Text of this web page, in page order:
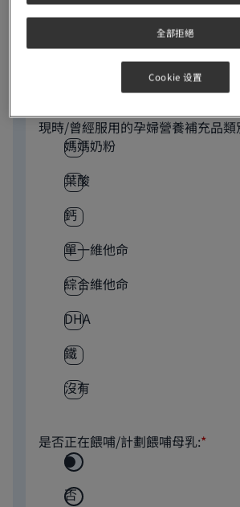
寶寶出生日期/預產期:
現時/曾經服用的孕婦營養補充品類
媽媽奶粉
葉酸
鈣
單一維他命
綜合維他命
DHA
鐵
沒有
是否正在餵哺/計劃餵哺母乳:*
是
否
全部拒絕
Cookie 设置